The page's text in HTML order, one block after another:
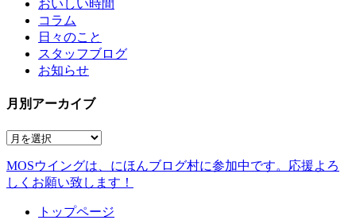
おいしい時間
コラム
日々のこと
スタッフブログ
お知らせ
月別アーカイブ
MOSウイングは、にほんブログ村に参加中です。 応援よろ
しくお願い致します！
トップページ